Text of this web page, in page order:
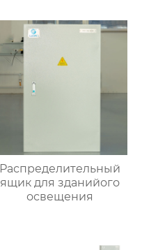
Распределительный
ящик для зданийого
освещения